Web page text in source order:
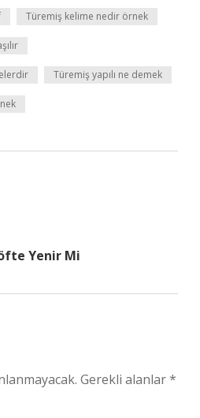
Türemiş kelime nedir örnek
Türemiş yapılı ne demek
Yenir Mi
Gerekli alanlar*